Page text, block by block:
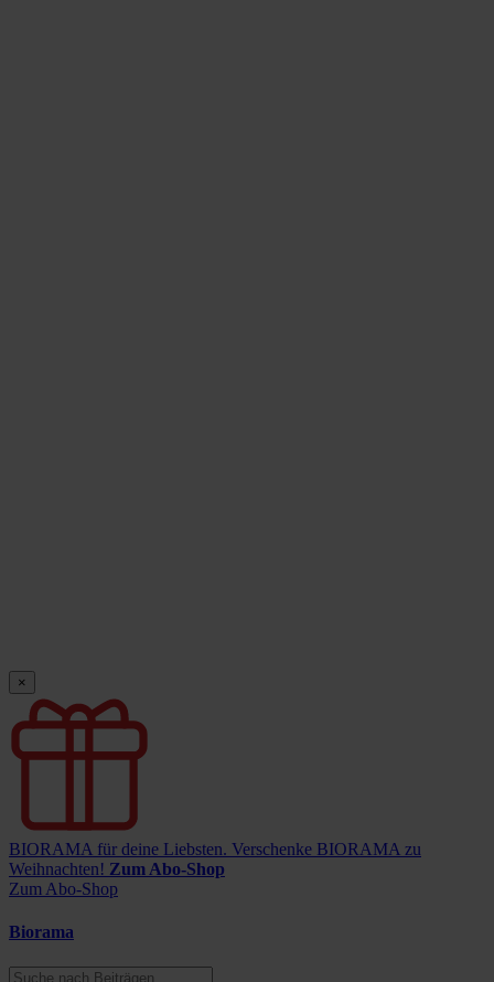
×
BIORAMA für deine Liebsten. Verschenke BIORAMA zu
Weihnachten! Zum Abo-Shop
Zum Abo-Shop
Biorama